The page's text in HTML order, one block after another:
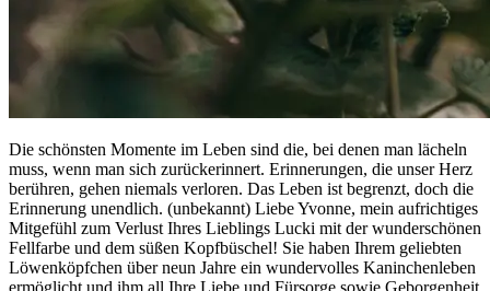
Die schönsten Momente im Leben sind die, bei denen man lächeln
muss, wenn man sich zurückerinnert. Erinnerungen, die unser Herz
berühren, gehen niemals verloren. Das Leben ist begrenzt, doch die
Erinnerung unendlich. (unbekannt) Liebe Yvonne, mein aufrichtiges
Mitgefühl zum Verlust Ihres Lieblings Lucki mit der wunderschönen
Fellfarbe und dem süßen Kopfbüschel! Sie haben Ihrem geliebten
Löwenköpfchen über neun Jahre ein wundervolles Kaninchenleben